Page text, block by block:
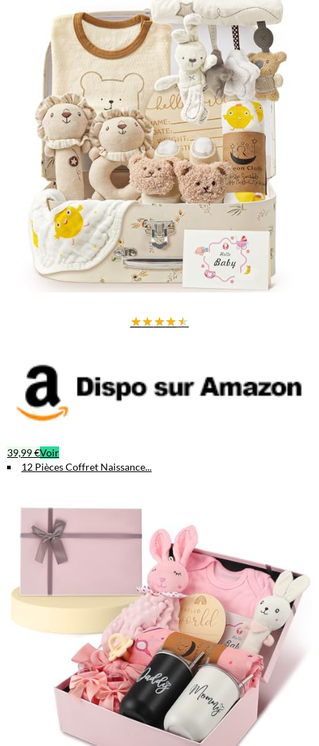
Usage durable :Convient aussi bien pour la fête prénatale que
pour un rangement quotidien à long terme.
Personnalisable :
Laissez libre cours à votre créativité pour
décorer cette armoire à votre goût.
Caractéristiques Techniques
Couleur : Bois de rose
Dimensions : 34 x 23 x 37,5 cm
Nombre d'articles : 1
Un Cadeau Durable et Symbolique
Plus qu'un simple panier cadeau, cette armoire accompagne la
famille pendant des années, offrant un rangement élégant et pratique.
Idéale pour les nouveaux parents, elle est aussi parfaite pour
anniversaire ou mariage.
Faites de ce cadeau une œuvre personnelle
Peignez, décorez ou embellissez cette armoire en bois de haute
★★★★★
39,99 €Voir
12 Pièces Coffret Naissance...